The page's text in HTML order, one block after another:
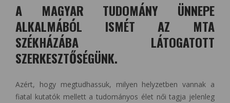
A MAGYAR TUDOMÁNY ÜNNEPE
ALKALMÁBÓL ISMÉT AZ MTA
SZÉKHÁZÁBA LÁTOGATOTT
SZERKESZTŐSÉGÜNK.
Azért, hogy megtudhassuk, milyen helyzetben vannak a
fiatal kutatók mellett a tudományos élet női tagja jelenleg